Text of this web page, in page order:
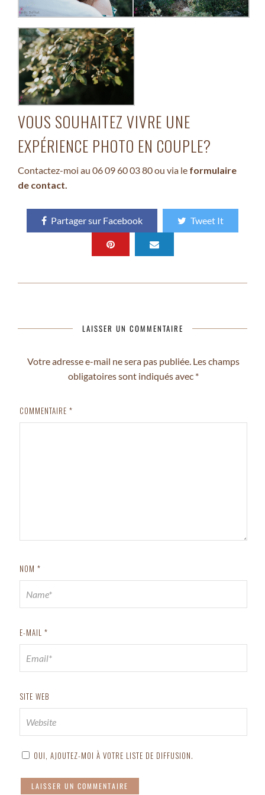
VOUS SOUHAITEZ VIVRE UNE
EXPÉRIENCE PHOTO EN COUPLE?
Contactez-moi au 06 09 60 03 80 ou via le formulaire
de contact.
Partager sur Facebook Tweet It
LAISSER UN COMMENTAIRE
Votre adresse e-mail ne sera pas publiée. Les champs
obligatoires sont indiqués avec *
COMMENTAIRE *
NOM *
E-MAIL *
SITE WEB
OUI, AJOUTEZ-MOI À VOTRE LISTE DE DIFFUSION.